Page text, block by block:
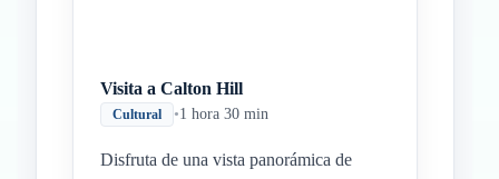
Visita a Calton Hill
Cultural •1 hora 30 min
Disfruta de una vista panorámica de